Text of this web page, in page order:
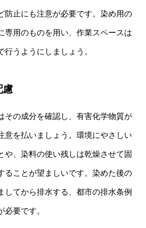
防止にも注意が必要です。染め用の
専用のものを用い、作業スペースは
行うようにしましょう。
慮
その成分を確認し、有害化学物質が
意を払いましょう。環境にやさしい
や、染料の使い残しは乾燥させて固
ることが望ましいです。染めた後の
してから排水する、都市の排水条例
必要です。